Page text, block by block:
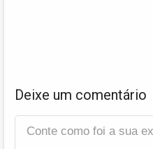
Deixe um comentário